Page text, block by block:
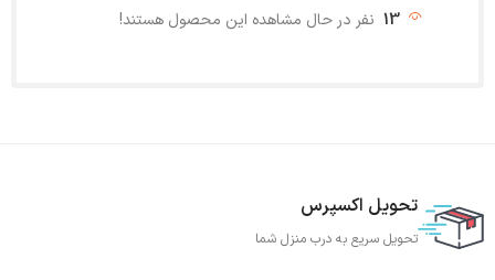
13 نفر در حال مشاهده این محصول هستند!
تحویل اکسپرس
تحویل سریع به درب منزل شما